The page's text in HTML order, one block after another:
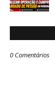
0 Comentários